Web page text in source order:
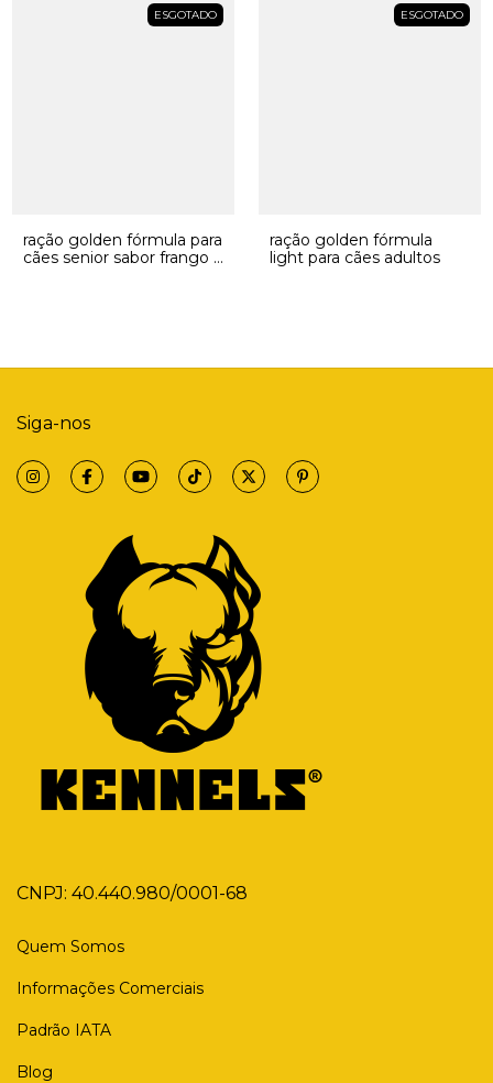
ESGOTADO
ração golden fórmula para
cães senior sabor frango e
ESGOTADO
ração golden fórmula
light para cães adultos
Siga-nos
CNPJ: 40.440.980/0001-68
Quem Somos
Informações Comerciais
Padrão IATA
Blog